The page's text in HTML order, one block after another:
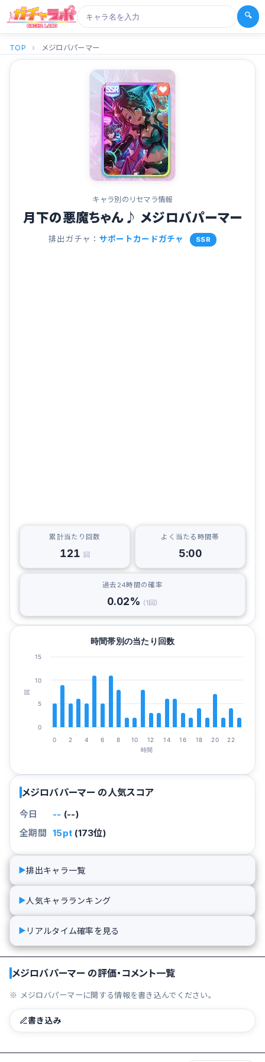
🔍
TOP › メジロバパーマー
キャラ別のリセマラ情報
月下の悪魔ちゃん♪ メジロバパーマー
排出ガチャ： サポートカードガチャ SSR
累計当たり回数
121 回
よく当たる時間帯
5:00
過去24時間の確率
0.02% (1回)
時間
回
時間帯別の当たり回数
0 2 4 6 8 10 12 14 16 18 20 22
0
5
10
15
メジロバパーマー の人気スコア
今日 -- (--)
全期間 15pt (173位)
▶排出キャラ一覧
▶ 人気キャラランキング
▶ リアルタイム確率を見る
メジロバパーマー の評価・コメント一覧
※ メジロバパーマーに関する情報を書き込んでください。
書き込み